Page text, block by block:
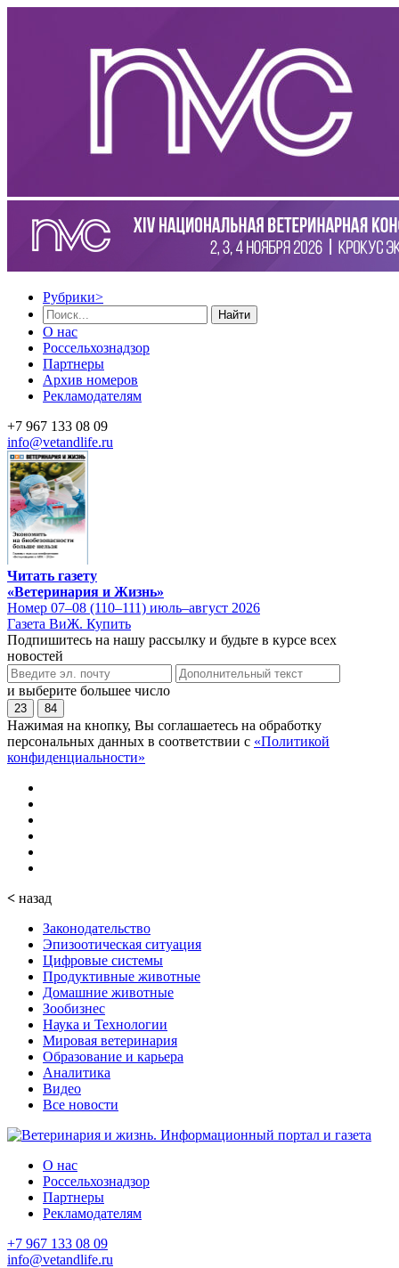
Рубрики>
Найти
О нас
Россельхознадзор
Партнеры
Архив номеров
Рекламодателям
+7 967 133 08 09
info@vetandlife.ru
Читать газету
«Ветеринария и Жизнь»
Номер 07–08 (110–111) июль–август 2026
Газета ВиЖ. Купить
Подпишитесь на нашу рассылку и будьте в курсе всех
новостей
и выберите большее число
23 84
Нажимая на кнопку, Вы соглашаетесь на обработку
персональных данных в соответствии с «Политикой
конфиденциальности»
< назад
Законодательство
Эпизоотическая ситуация
Цифровые системы
Продуктивные животные
Домашние животные
Зообизнес
Наука и Технологии
Мировая ветеринария
Образование и карьера
Аналитика
Видео
Все новости
О нас
Россельхознадзор
Партнеры
Рекламодателям
+7 967 133 08 09
info@vetandlife.ru